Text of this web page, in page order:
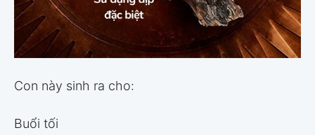
Con này sinh ra cho:
Buổi tối